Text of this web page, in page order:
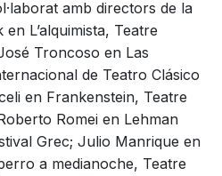
amb directors de la
L’alquimista, Teatre
Troncoso en Las
de Teatro Clásico
en Frankenstein, Teatre
Romei en Lehman
Grec; Julio Manrique en
a medianoche, Teatre